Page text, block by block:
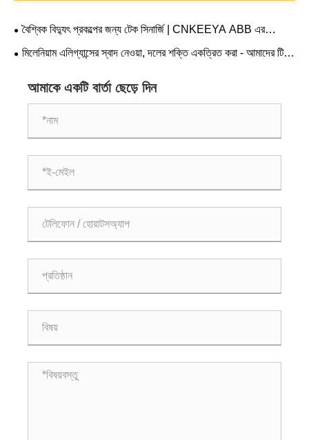
বৈশ্বিক বিদ্যুৎ প্রকল্পের জন্য টেক সিনার্জি | CNKEEYA ABB এর
ইন্ডাস্ট্রি একাডেমিক এক্সচেঞ্জ ফোরামে যোগদান করেছে
মিলেনিয়াম এলিগ্যান্সের স্বাদ নেওয়া, দলের শক্তি একত্রিত করা - আমাদের টিম
প্রবেশ করে
আমাকে একটি বার্তা ছেড়ে দিন